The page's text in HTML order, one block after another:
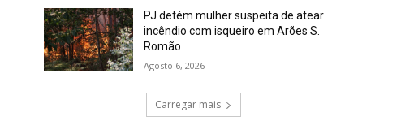
PJ detém mulher suspeita de atear
incêndio com isqueiro em Arões S.
Romão
Agosto 6, 2026
Carregar mais